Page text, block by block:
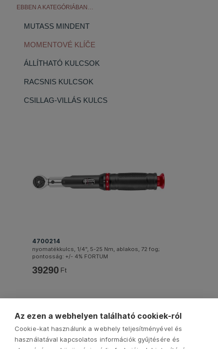
EBBEN A KATEGÓRIÁBAN…
MUTASS MINDENT
MOMENTOVÉ KLÍČE
ÁLLÍTHATÓ KULCSOK
RACSNIS KULCSOK
CSILLAG-VILLÁS KULCS
4700214
nyomatékkulcs, 1/4", 5-25 Nm, ablakos, 72 fog;
pontosság: +/- 4% FORTUM
39290 Ft
Az ezen a webhelyen található cookiek-ról
Cookie-kat használunk a webhely teljesítményével és
használatával kapcsolatos információk gyűjtésére és